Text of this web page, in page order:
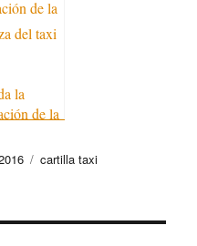
la
de la
Categorías
cartilla taxi